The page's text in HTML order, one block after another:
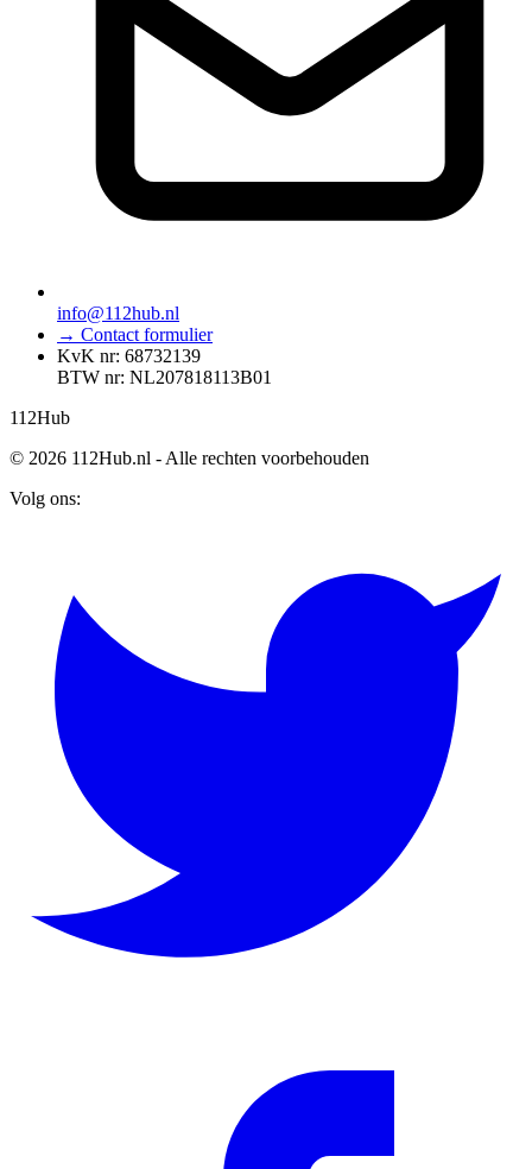
info@112hub.nl
→ Contact formulier
KvK nr: 68732139
BTW nr: NL207818113B01
112Hub
© 2026 112Hub.nl - Alle rechten voorbehouden
Volg ons: